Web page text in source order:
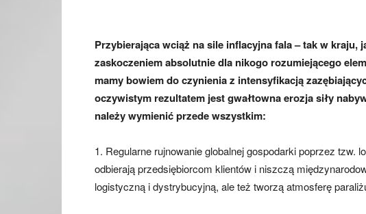
Przybierająca wciąż na sile inflacyjna fala – tak w
zaskoczeniem absolutnie dla nikogo rozumiejącego
mamy bowiem do czynienia z intensyfikacją
oczywistym rezultatem jest gwałtowna erozja siły
należy wymienić przede wszystkim:
1. Regularne rujnowanie globalnej gospodarki poprzez tzw.
odbierają przedsiębiorcom klientów i niszczą
logistyczną i dystrybucyjną, ale też tworzą atmosferę